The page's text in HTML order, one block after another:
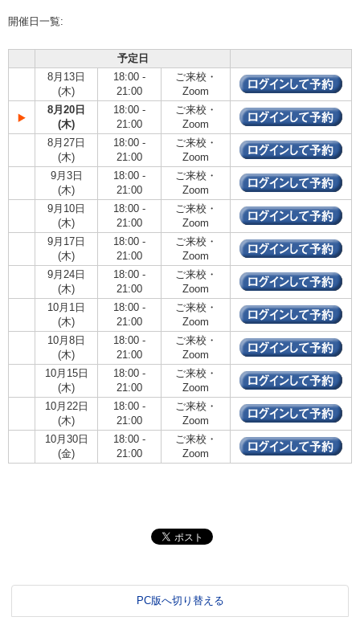
開催日一覧:
予定日
8月13日
(木)
18:00 -
21:00
ご来校・
Zoom
8月20日
(木)
18:00 -
21:00
ご来校・
Zoom
8月27日
(木)
18:00 -
21:00
ご来校・
Zoom
9月3日
(木)
18:00 -
21:00
ご来校・
Zoom
9月10日
(木)
18:00 -
21:00
ご来校・
Zoom
9月17日
(木)
18:00 -
21:00
ご来校・
Zoom
9月24日
(木)
18:00 -
21:00
ご来校・
Zoom
10月1日
(木)
18:00 -
21:00
ご来校・
Zoom
10月8日
(木)
18:00 -
21:00
ご来校・
Zoom
10月15日
(木)
18:00 -
21:00
ご来校・
Zoom
10月22日
(木)
18:00 -
21:00
ご来校・
Zoom
10月30日
(金)
18:00 -
21:00
ご来校・
Zoom
PC版へ切り替える